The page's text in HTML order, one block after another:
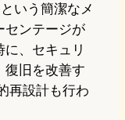
いう簡潔なメ
センテージが
、セキュリ
復旧を改善す
再設計も行わ